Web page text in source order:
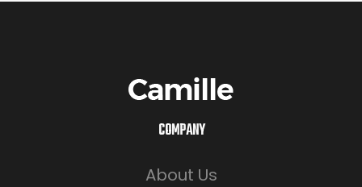
COMPANY
About Us